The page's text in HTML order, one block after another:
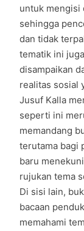
untuk mengisi
sehingga
dan tidak
tematik ini
disampaikan
realitas sosial
Jusuf Kalla
seperti ini
memandang
terutama bagi
baru
rujukan tema
Di sisi lain,
bacaan
memahami